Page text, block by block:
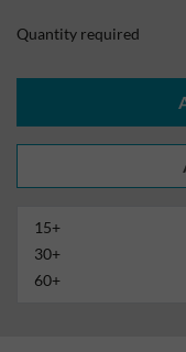
Quantity required
15+
30+
60+